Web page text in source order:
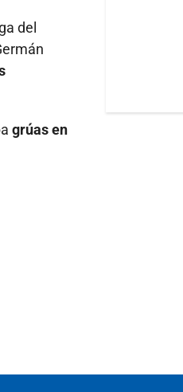
del
grúas en